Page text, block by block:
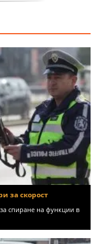
за скорост
спиране на функции в